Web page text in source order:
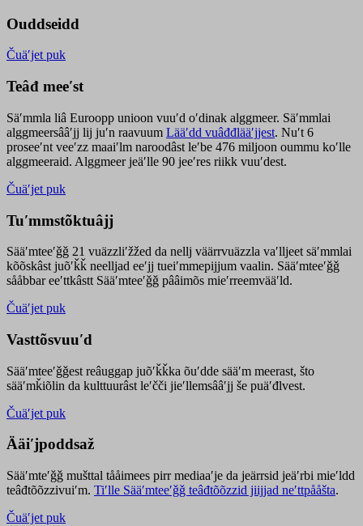
Ouddseidd
Čuäʹjet puk
Teâđ meeʹst
Säʹmmla liâ Euroopp unioon vuuʹd oʹdinak alggmeer. Säʹmmlai
alggmeersââʹjj lij juʹn raavuum Lääʹdd vuâđđlääʹjjest. Nuʹt 6
proseeʹnt veeʹzz maaiʹlm naroodâst leʹbe 476 miljoon oummu koʹlle
alggmeeraid. Alggmeer jeäʹlle 90 jeeʹres riikk vuuʹdest.
Čuäʹjet puk
Tuʹmmstõktuâjj
Sääʹmteeʹǧǧ 21 vuäzzliʹžžed da nellj väärrvuäzzla vaʹlljeet säʹmmlai
kõõskâst juõʹǩǩ neelljad eeʹjj tueiʹmmepijjum vaalin. Sääʹmteeʹǧǧ
sååbbar eeʹttkâstt Sääʹmteeʹǧǧ pââimõs mieʹrreemvääʹld.
Čuäʹjet puk
Vasttõsvuuʹd
Sääʹmteeʹǧǧest reâuggap juõʹǩǩka õuʹdde sääʹm meerast, što
sääʹmǩiõlin da kulttuurâst leʹčči jieʹllemsââʹjj še puäʹđlvest.
Čuäʹjet puk
Ääiʹjpoddsaž
Sääʹmteʹǧǧ mušttal tååimees pirr mediaaʹje da jeärrsid jeäʹrbi mieʹldd
teâđtõõzzivuiʹm. Tiʹlle Sääʹmteeʹǧǧ teâđtõõzzid jiijjad neʹttpååšta.
Čuäʹjet puk